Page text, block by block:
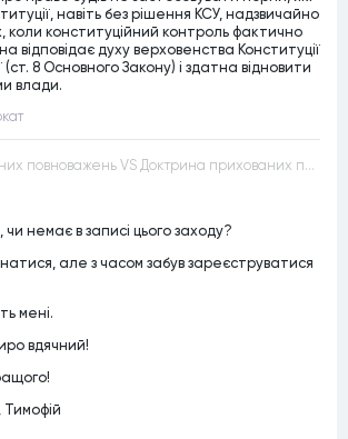
навіть без рішення КСУ, надзвичайно
коли конституційний контроль фактично
відповідає духу верховенства Конституції
(ст. 8 Основного Закону) і здатна відновити
влади.
Доктрина виключних повноважень VS Доктрина прихованих повноважень
немає в записі цього заходу?
але з часом забув зареєструватися
мені.
вдячний!